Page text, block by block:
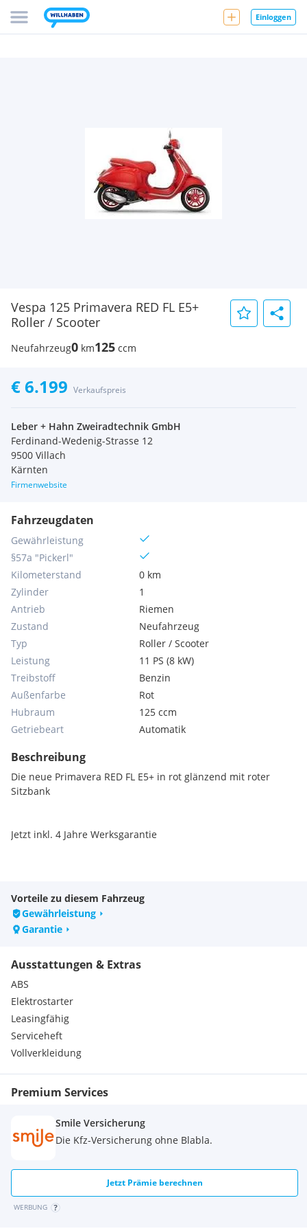
Einloggen
Vespa 125 Primavera RED FL E5+
Roller / Scooter
Neufahrzeug0 km125 ccm
€ 6.199 Verkaufspreis
Leber + Hahn Zweiradtechnik GmbH
Ferdinand-Wedenig-Strasse 12
9500 Villach
Kärnten
Firmenwebsite
Fahrzeugdaten
Gewährleistung
§57a "Pickerl"
Kilometerstand
0 km
Zylinder
1
Antrieb
Riemen
Zustand
Neufahrzeug
Typ
Roller / Scooter
Leistung
11 PS (8 kW)
Treibstoff
Benzin
Außenfarbe
Rot
Hubraum
125 ccm
Getriebeart
Automatik
Beschreibung
Die neue Primavera RED FL E5+ in rot glänzend mit roter
Sitzbank
Jetzt inkl. 4 Jahre Werksgarantie
Vorteile zu diesem Fahrzeug
Gewährleistung
Garantie
Ausstattungen & Extras
ABS
Elektrostarter
Leasingfähig
Serviceheft
Vollverkleidung
Premium Services
Smile Versicherung
Die Kfz-Versicherung ohne Blabla.
Jetzt Prämie berechnen
WERBUNG